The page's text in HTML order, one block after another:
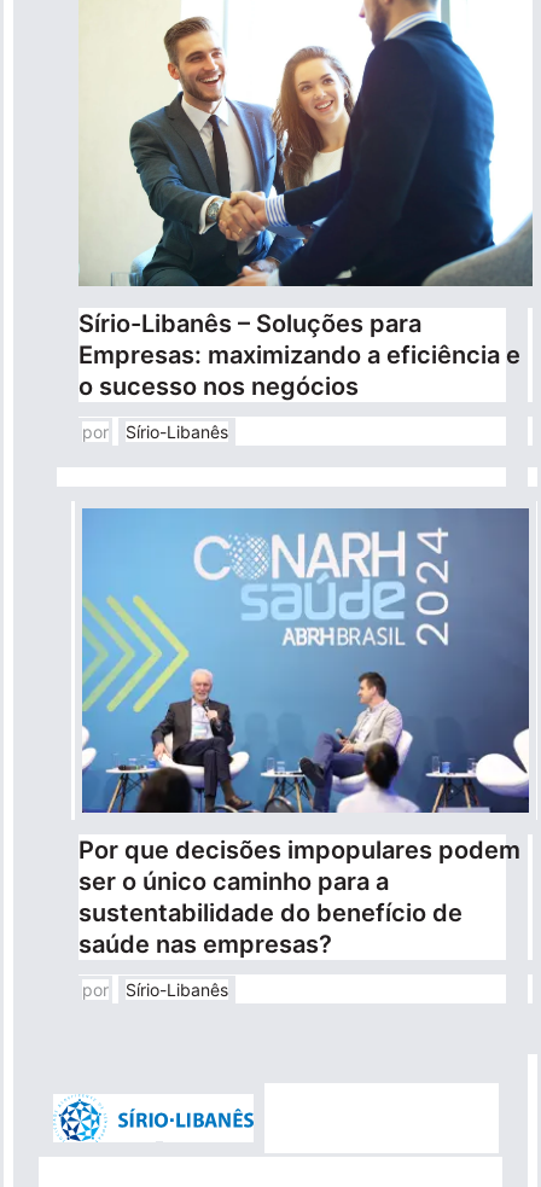
Sírio-Libanês – Soluções para
Empresas: maximizando a eficiência e
o sucesso nos negócios
por Sírio-Libanês
Por que decisões impopulares podem
ser o único caminho para a
sustentabilidade do benefício de
saúde nas empresas?
por Sírio-Libanês